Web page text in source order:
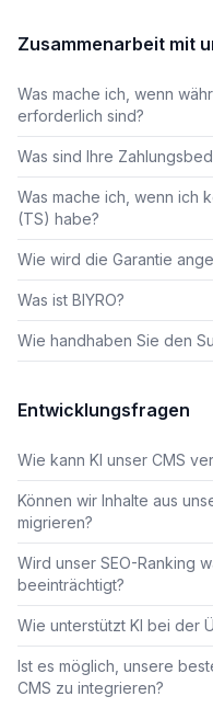
Zusammenarbeit mit
Was mache ich, wenn
erforderlich sind?
Was sind Ihre
Was mache ich, wenn ich
(TS) habe?
Wie wird die Garantie
Was ist BIYRO?
Wie handhaben Sie den
Entwicklungsfragen
Wie kann KI unser CMS
Können wir Inhalte aus
migrieren?
Wird unser SEO-Ranking
beeinträchtigt?
Wie unterstützt KI bei der
Ist es möglich, unsere
CMS zu integrieren?